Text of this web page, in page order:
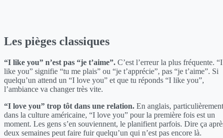
Les pièges classiques
“I like you” n’est pas “je t’aime”. C’est l’erreur la plus fréquente. “I
like you” signifie “tu me plais” ou “je t’apprécie”, pas “je t’aime”. Si
quelqu’un attend un “I love you” et que tu réponds “I like you”,
l’ambiance va changer très vite.
“I love you” trop tôt dans une relation. En anglais, particulièrement
dans la culture américaine, “I love you” pour la première fois est un
moment. Les gens s’en souviennent, le planifient parfois. Dire ça
deux semaines peut faire fuir quelqu’un qui n’est pas encore là.